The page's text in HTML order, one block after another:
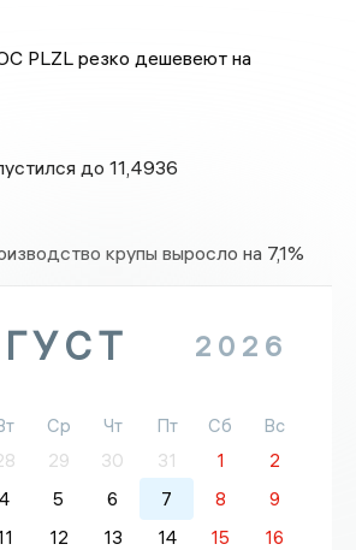
PLZL резко дешевеют на
до 11,4936
крупы выросло на 7,1%
2026
Ср Чт Пт Сб
Вс
29 30 31 1
2
4 5 6 7 8
9
12 13 14 15
16